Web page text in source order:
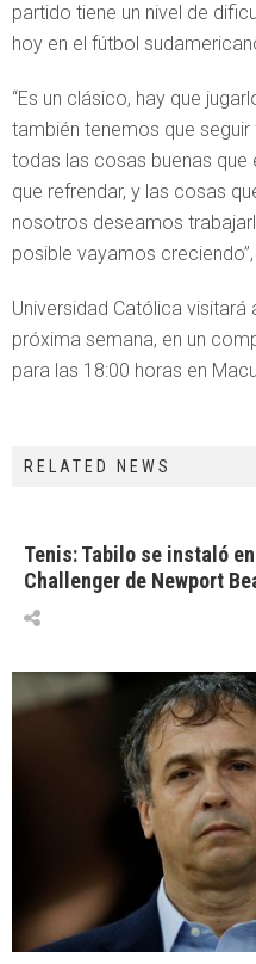
partido tiene un nivel de
hoy en el fútbol
“Es un clásico, hay que
también tenemos que
todas las cosas buenas
que refrendar, y las cosas
nosotros deseamos
posible vayamos
Universidad Católica
próxima semana, en un
para las 18:00 horas en
RELATED NEWS
Tenis: Tabilo se instaló
Challenger de Newport